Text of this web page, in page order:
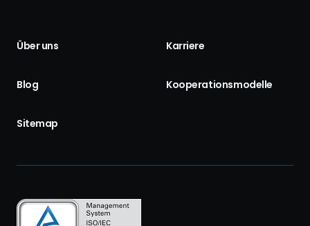
Über uns Karriere
Blog Kooperationsmodelle
Sitemap